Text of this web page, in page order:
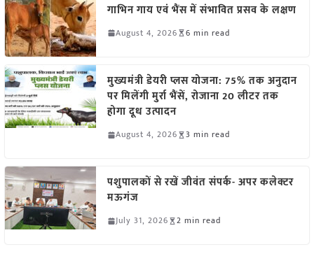
गाभिन गाय एवं भैंस में संभावित प्रसव के लक्षण
August 4, 2026 6 min read
मुख्यमंत्री डेयरी प्लस योजना: 75% तक अनुदान
पर मिलेंगी मुर्रा भैंसें, रोजाना 20 लीटर तक
होगा दूध उत्पादन
August 4, 2026 3 min read
पशुपालकों से रखें जीवंत संपर्क- अपर कलेक्टर
मऊगंज
July 31, 2026 2 min read